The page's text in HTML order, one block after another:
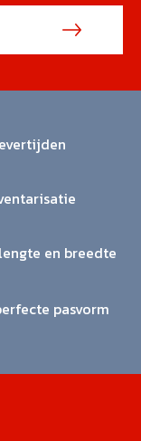
en breedte
pasvorm